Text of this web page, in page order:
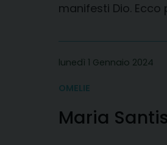
manifesti Dio.
lunedì 1 Gennaio 2024
OMELIE
Maria